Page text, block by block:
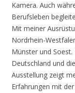
Kamera. Auch
Berufsleben
Mit meiner
Nordrhein-
Münster und
Deutschland und
Ausstellung zeigt
Erfahrungen mit